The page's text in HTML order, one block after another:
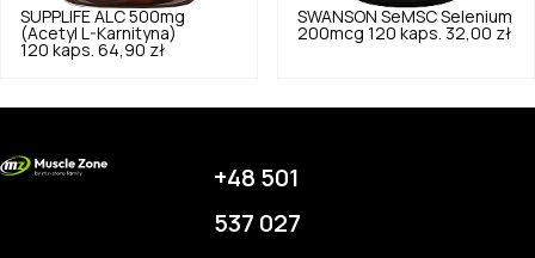
SUPPLIFE ALC 500mg
(Acetyl L-Karnityna)
120 kaps. 64,90 zł
SWANSON SeMSC Selenium
200mcg 120 kaps. 32,00 zł
+48 501
537 027